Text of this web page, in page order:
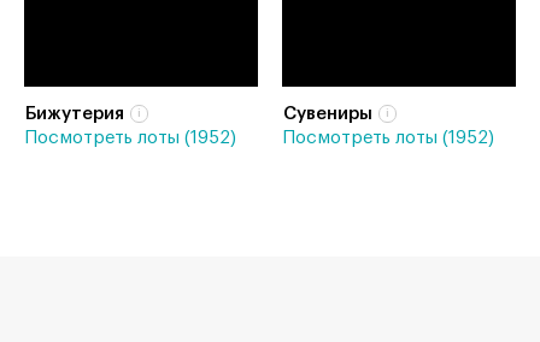
Бижутерия
Посмотреть лоты (1952)
Сувениры
Посмотреть лоты (1952)